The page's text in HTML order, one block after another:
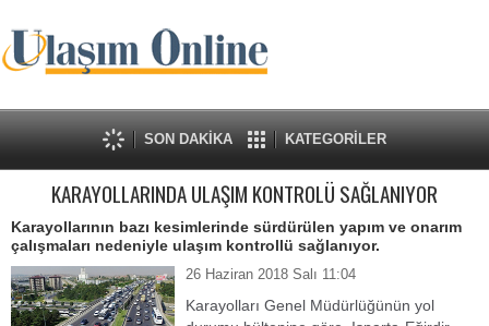
SON DAKİKA KATEGORİLER
KARAYOLLARINDA ULAŞIM KONTROLÜ SAĞLANIYOR
Karayollarının bazı kesimlerinde sürdürülen yapım ve onarım
çalışmaları nedeniyle ulaşım kontrollü sağlanıyor.
26 Haziran 2018 Salı 11:04
Karayolları Genel Müdürlüğünün yol